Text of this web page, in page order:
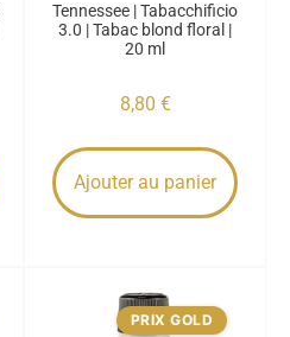
Tennessee | Tabacchificio
3.0 | Tabac blond floral |
20 ml
8,80 €
Ajouter au panier
PRIX GOLD